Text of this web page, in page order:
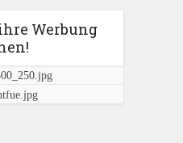
Werbung